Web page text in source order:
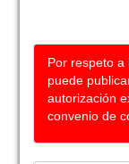
Por respeto a
puede
autorización
convenio de